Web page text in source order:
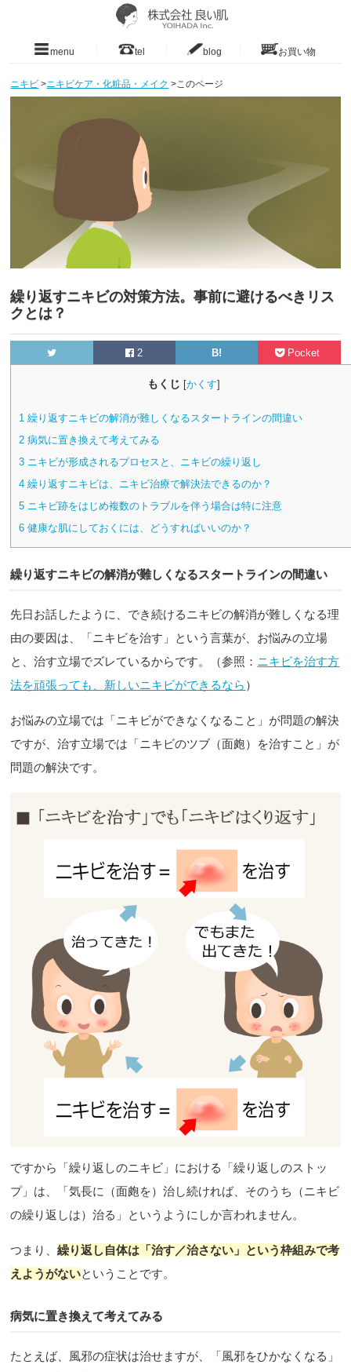
menu tel blog お買い物
ニキビ >ニキビケア・化粧品・メイク >このページ
繰り返すニキビの対策方法。事前に避けるべきリス
クとは？
2 B! Pocket
もくじ [かくす]
1 繰り返すニキビの解消が難しくなるスタートラインの間違い
2 病気に置き換えて考えてみる
3 ニキビが形成されるプロセスと、ニキビの繰り返し
4 繰り返すニキビは、ニキビ治療で解決法できるのか？
5 ニキビ跡をはじめ複数のトラブルを伴う場合は特に注意
6 健康な肌にしておくには、どうすればいいのか？
繰り返すニキビの解消が難しくなるスタートラインの間違い
先日お話したように、でき続けるニキビの解消が難しくなる理
由の要因は、「ニキビを治す」という言葉が、お悩みの立場
と、治す立場でズレているからです。（参照： ニキビを治す方
法を頑張っても、新しいニキビができるなら ）
お悩みの立場では「ニキビができなくなること」が問題の解決
ですが、治す立場では「ニキビのツブ（面皰）を治すこと」が
問題の解決です。
ですから「繰り返しのニキビ」における「繰り返しのストッ
プ」は、「気長に（面皰を）治し続ければ、そのうち（ニキビ
の繰り返しは）治る」というようにしか言われません。
つまり、繰り返し自体は「治す／治さない」という枠組みで考
えようがないということです。
病気に置き換えて考えてみる
たとえば、風邪の症状は治せますが、「風邪をひかなくなる」